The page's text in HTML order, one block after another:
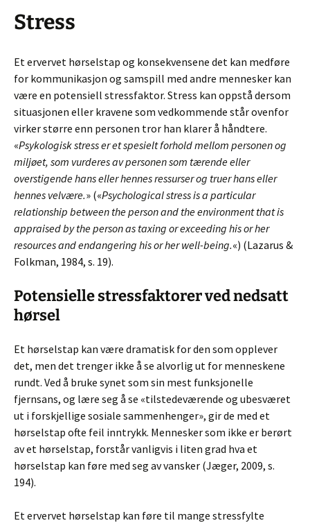
Stress
Et ervervet hørselstap og konsekvensene det kan medføre
for kommunikasjon og samspill med andre mennesker kan
være en potensiell stressfaktor. Stress kan oppstå dersom
situasjonen eller kravene som vedkommende står ovenfor
virker større enn personen tror han klarer å håndtere.
«Psykologisk stress er et spesielt forhold mellom personen og
miljøet, som vurderes av personen som tærende eller
overstigende hans eller hennes ressurser og truer hans eller
hennes velvære.» («Psychological stress is a particular
relationship between the person and the environment that is
appraised by the person as taxing or exceeding his or her
resources and endangering his or her well-being.«) (Lazarus &
Folkman, 1984, s. 19).
Potensielle stressfaktorer ved nedsatt
hørsel
Et hørselstap kan være dramatisk for den som opplever
det, men det trenger ikke å se alvorlig ut for menneskene
rundt. Ved å bruke synet som sin mest funksjonelle
fjernsans, og lære seg å se «tilstedeværende og ubesværet
ut i forskjellige sosiale sammenhenger», gir de med et
hørselstap ofte feil inntrykk. Mennesker som ikke er berørt
av et hørselstap, forstår vanligvis i liten grad hva et
hørselstap kan føre med seg av vansker (Jæger, 2009, s.
194).
Et ervervet hørselstap kan føre til mange stressfylte